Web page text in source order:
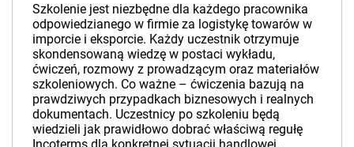
Szkolenie jest niezbędne dla każdego pracownika
odpowiedzianego w firmie za logistykę towarów w
imporcie i eksporcie. Każdy uczestnik otrzymuje
skondensowaną wiedzę w postaci wykładu,
ćwiczeń, rozmowy z prowadzącym oraz materiałów
szkoleniowych. Co ważne – ćwiczenia bazują na
prawdziwych przypadkach biznesowych i realnych
dokumentach. Uczestnicy po szkoleniu będą
wiedzieli jak prawidłowo dobrać właściwą regułę